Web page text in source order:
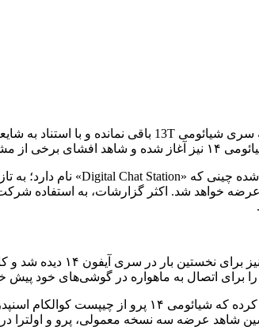
۱۴ پرو هستیم.
قابلیت ارتباط
برای اتصال به ماهواره در گوشی‌های خود پیش
شاهد عرضه سه نسخه معمولی، پرو و اولترا در سری